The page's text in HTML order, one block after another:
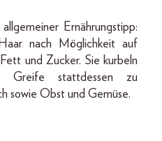
Ernährungstipp:
nach Möglichkeit auf
und Zucker. Sie kurbeln
Greife stattdessen zu
sowie Obst und Gemüse.